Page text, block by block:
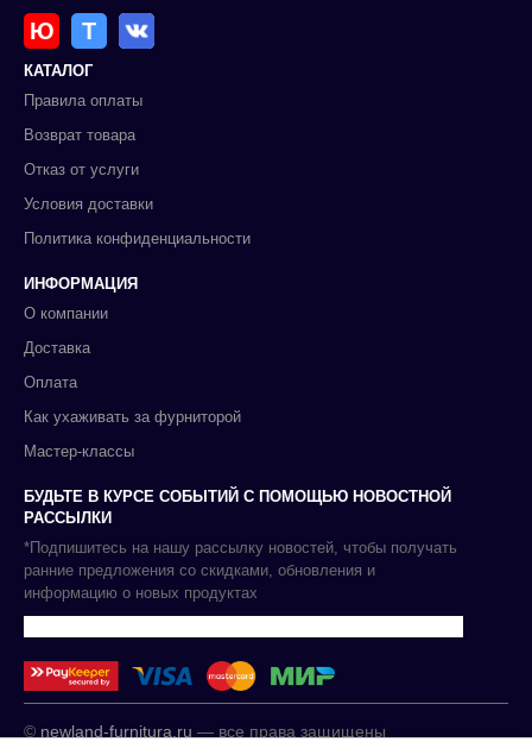
Ю Т
КАТАЛОГ
Правила оплаты
Возврат товара
Отказ от услуги
Условия доставки
Политика конфиденциальности
ИНФОРМАЦИЯ
О компании
Доставка
Оплата
Как ухаживать за фурниторой
Мастер-классы
БУДЬТЕ В КУРСЕ СОБЫТИЙ С ПОМОЩЬЮ НОВОСТНОЙ
РАССЫЛКИ
*Подпишитесь на нашу рассылку новостей, чтобы получать
ранние предложения со скидками, обновления и
информацию о новых продуктах
© newland-furnitura.ru — все права защищены